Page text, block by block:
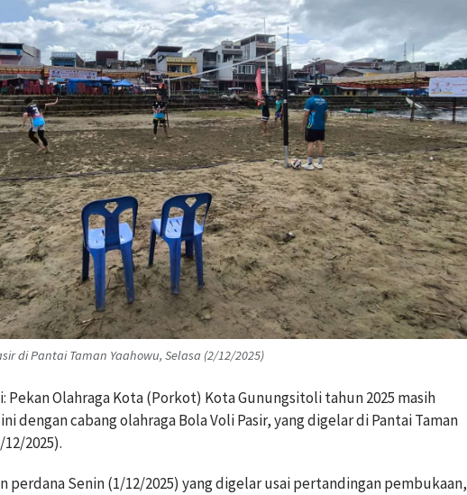
di Pantai Taman Yaahowu, Selasa (2/12/2025)
Pekan Olahraga Kota (Porkot) Kota Gunungsitoli tahun 2025 masih
dengan cabang olahraga Bola Voli Pasir, yang digelar di Pantai Taman
12/2025).
perdana Senin (1/12/2025) yang digelar usai pertandingan pembukaan,